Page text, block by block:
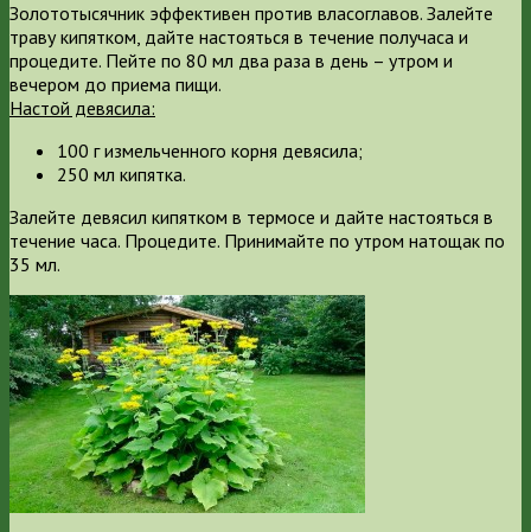
Золототысячник эффективен против власоглавов. Залейте
траву кипятком, дайте настояться в течение получаса и
процедите. Пейте по 80 мл два раза в день – утром и
вечером до приема пищи.
Настой девясила:
100 г измельченного корня девясила;
250 мл кипятка.
Залейте девясил кипятком в термосе и дайте настояться в
течение часа. Процедите. Принимайте по утром натощак по
35 мл.